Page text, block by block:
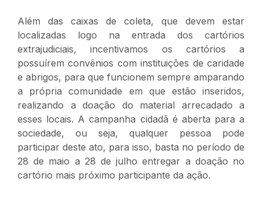
Além das caixas de coleta, que devem estar
localizadas logo na entrada dos cartórios
extrajudiciais, incentivamos os cartórios a
possuírem convênios com instituições de caridade
e abrigos, para que funcionem sempre amparando
a própria comunidade em que estão inseridos,
realizando a doação do material arrecadado a
esses locais. A campanha cidadã é aberta para a
sociedade, ou seja, qualquer pessoa pode
participar deste ato, para isso, basta no período de
28 de maio a 28 de julho entregar a doação no
cartório mais próximo participante da ação.